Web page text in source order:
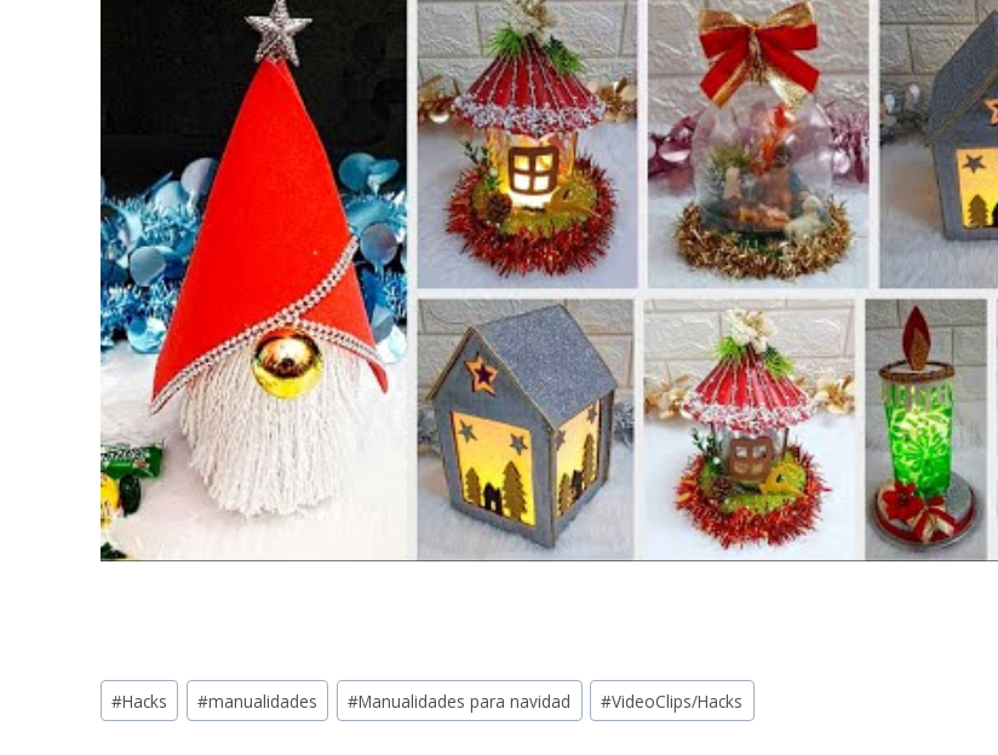
#Hacks #manualidades #Manualidades para navidad #VideoClips/Hacks